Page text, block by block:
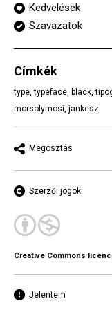
Kedvelések
Szavazatok
Címkék
type ,typeface black ,
morsolymosi jankesz
Megosztás
Szerzői jogok
Creative Commons
Jelentem